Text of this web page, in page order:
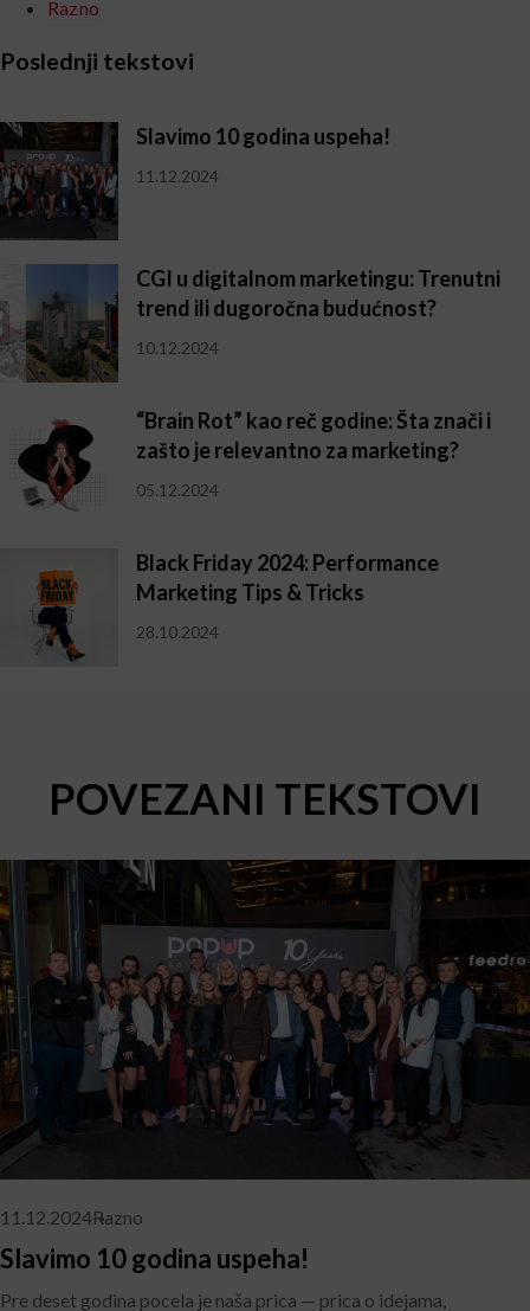
Razno
Poslednji tekstovi
Slavimo 10 godina uspeha!
11.12.2024
CGI u digitalnom marketingu: Trenutni
trend ili dugoročna budućnost?
10.12.2024
“Brain Rot” kao reč godine: Šta znači i
zašto je relevantno za marketing?
05.12.2024
Black Friday 2024: Performance
Marketing Tips & Tricks
28.10.2024
POVEZANI TEKSTOVI
11.12.2024Razno
Slavimo 10 godina uspeha!
Pre deset godina pocela je naša prica — prica o idejama,